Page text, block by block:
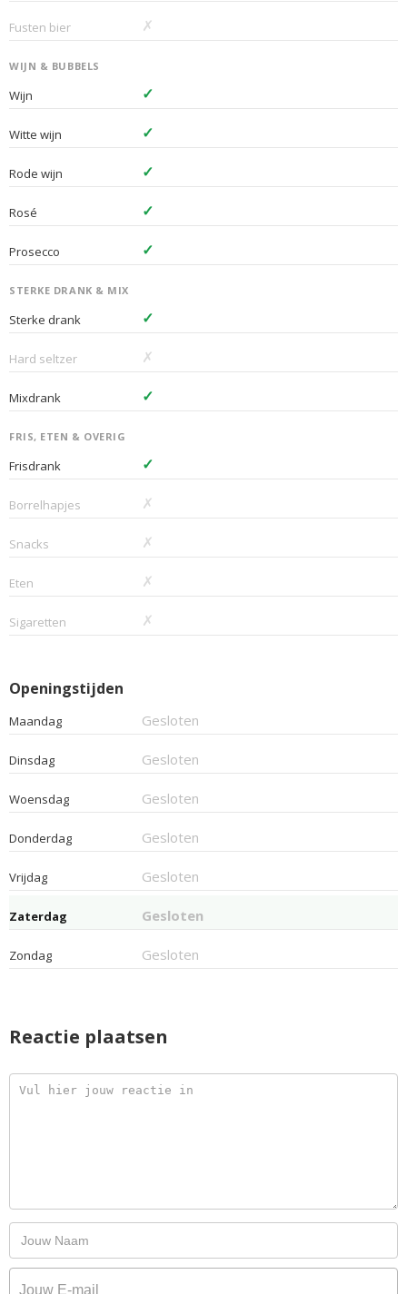
Fusten bier ✗
WIJN & BUBBELS
Wijn ✓
Witte wijn ✓
Rode wijn ✓
Rosé ✓
Prosecco ✓
STERKE DRANK & MIX
Sterke drank ✓
Hard seltzer ✗
Mixdrank ✓
FRIS, ETEN & OVERIG
Frisdrank ✓
Borrelhapjes ✗
Snacks ✗
Eten ✗
Sigaretten ✗
Openingstijden
Maandag Gesloten
Dinsdag Gesloten
Woensdag Gesloten
Donderdag Gesloten
Vrijdag Gesloten
Zaterdag Gesloten
Zondag Gesloten
Reactie plaatsen